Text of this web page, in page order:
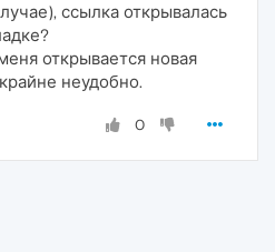
ссылка открывалась
открывается новая
неудобно.
0